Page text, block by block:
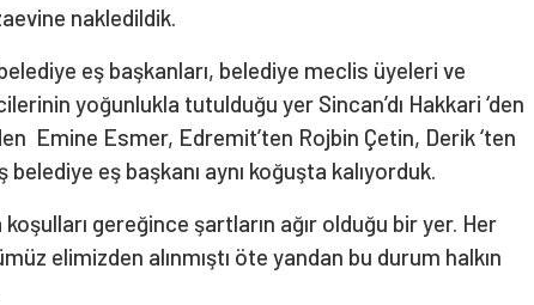
nakledildik.
eş başkanları, belediye meclis üyeleri ve
yoğunlukla tutulduğu yer Sincan’dı Hakkari ‘den
Emine Esmer, Edremit’ten Rojbin Çetin, Derik ‘ten
eş başkanı aynı koğuşta kalıyorduk.
gereğince şartların ağır olduğu bir yer. Her
elimizden alınmıştı öte yandan bu durum halkın